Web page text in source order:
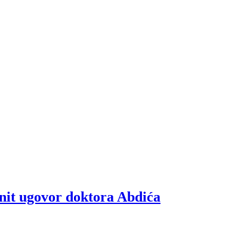
ugovor doktora Abdića